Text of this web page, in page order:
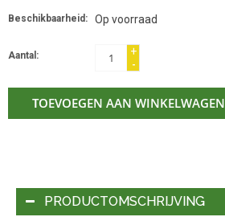
Beschikbaarheid: Op voorraad
Aantal:
+
-
TOEVOEGEN AAN WINKELWAGEN
PRODUCTOMSCHRIJVING